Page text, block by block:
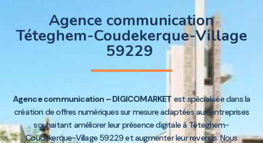
Agence communication
Téteghem-Coudekerque-Village
59229
Agence communication – DIGICOMARKET est spécialisée dans la
création de offres numériques sur mesure adaptées aux entreprises
souhaitant améliorer leur présence digitale à Téteghem-
Coudekerque-Village 59229 et augmenter leur revenus. Nous